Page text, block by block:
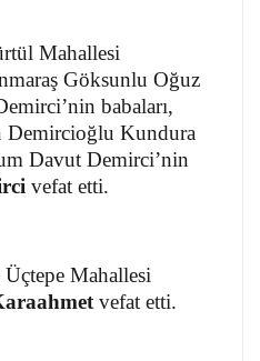
Mahallesi
Göksunlu Oğuz
babaları,
Demircioğlu Kundura
Davut Demirci’nin
vefat etti.
Üçtepe Mahallesi
vefat etti.